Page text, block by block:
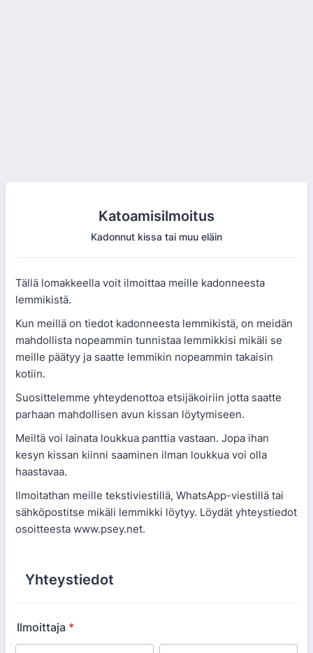
Katoamisilmoitus
Kadonnut kissa tai muu eläin
Tällä lomakkeella voit ilmoittaa meille kadonneesta
lemmikistä.
Kun meillä on tiedot kadonneesta lemmikistä, on meidän
mahdollista nopeammin tunnistaa lemmikkisi mikäli se
meille päätyy ja saatte lemmikin nopeammin takaisin
kotiin.
Suosittelemme yhteydenottoa etsijäkoiriin jotta saatte
parhaan mahdollisen avun kissan löytymiseen.
Meiltä voi lainata loukkua panttia vastaan. Jopa ihan
kesyn kissan kiinni saaminen ilman loukkua voi olla
haastavaa.
Ilmoitathan meille tekstiviestillä, WhatsApp-viestillä tai
sähköpostitse mikäli lemmikki löytyy. Löydät yhteystiedot
osoitteesta www.psey.net.
Yhteystiedot
Ilmoittaja *